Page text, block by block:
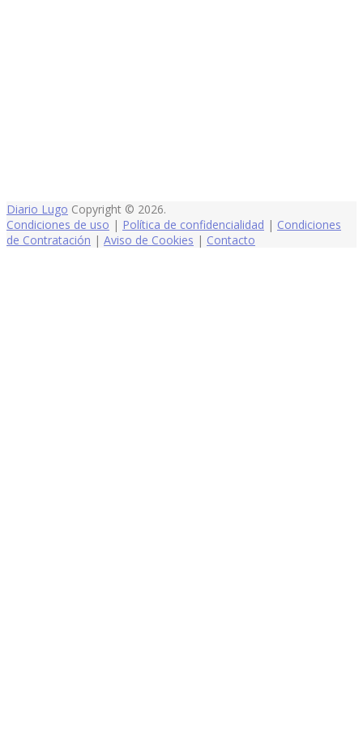
Diario Lugo Copyright © 2026.
Condiciones de uso | Política de confidencialidad | Condiciones
de Contratación | Aviso de Cookies | Contacto